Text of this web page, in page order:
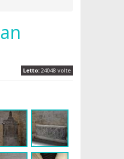
Letto: 24048 volte